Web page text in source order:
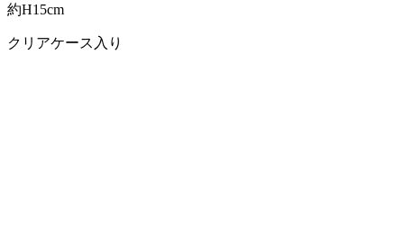
約H15cm
クリアケース入り